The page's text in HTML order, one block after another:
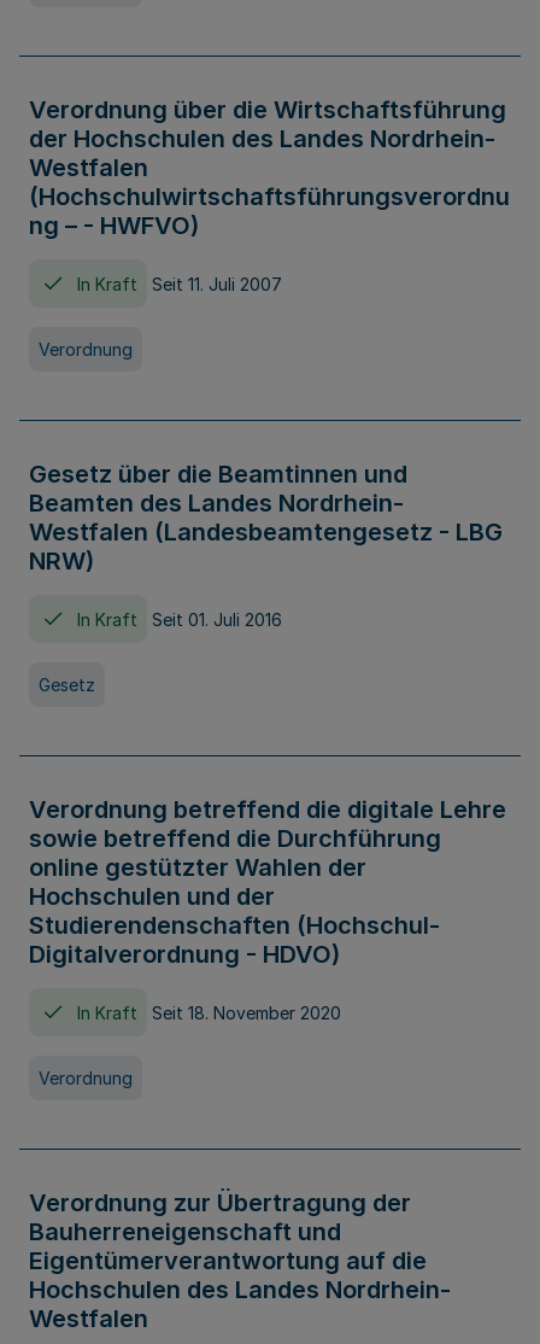
Verordnung über die Wirtschaftsführung
der Hochschulen des Landes Nordrhein-
Westfalen
(Hochschulwirtschaftsführungsverordnu
ng – - HWFVO)
In Kraft Seit 11. Juli 2007
Verordnung
Gesetz über die Beamtinnen und
Beamten des Landes Nordrhein-
Westfalen (Landesbeamtengesetz - LBG
NRW)
In Kraft Seit 01. Juli 2016
Gesetz
Verordnung betreffend die digitale Lehre
sowie betreffend die Durchführung
online gestützter Wahlen der
Hochschulen und der
Studierendenschaften (Hochschul-
Digitalverordnung - HDVO)
In Kraft Seit 18. November 2020
Verordnung
Verordnung zur Übertragung der
Bauherreneigenschaft und
Eigentümerverantwortung auf die
Hochschulen des Landes Nordrhein-
Westfalen